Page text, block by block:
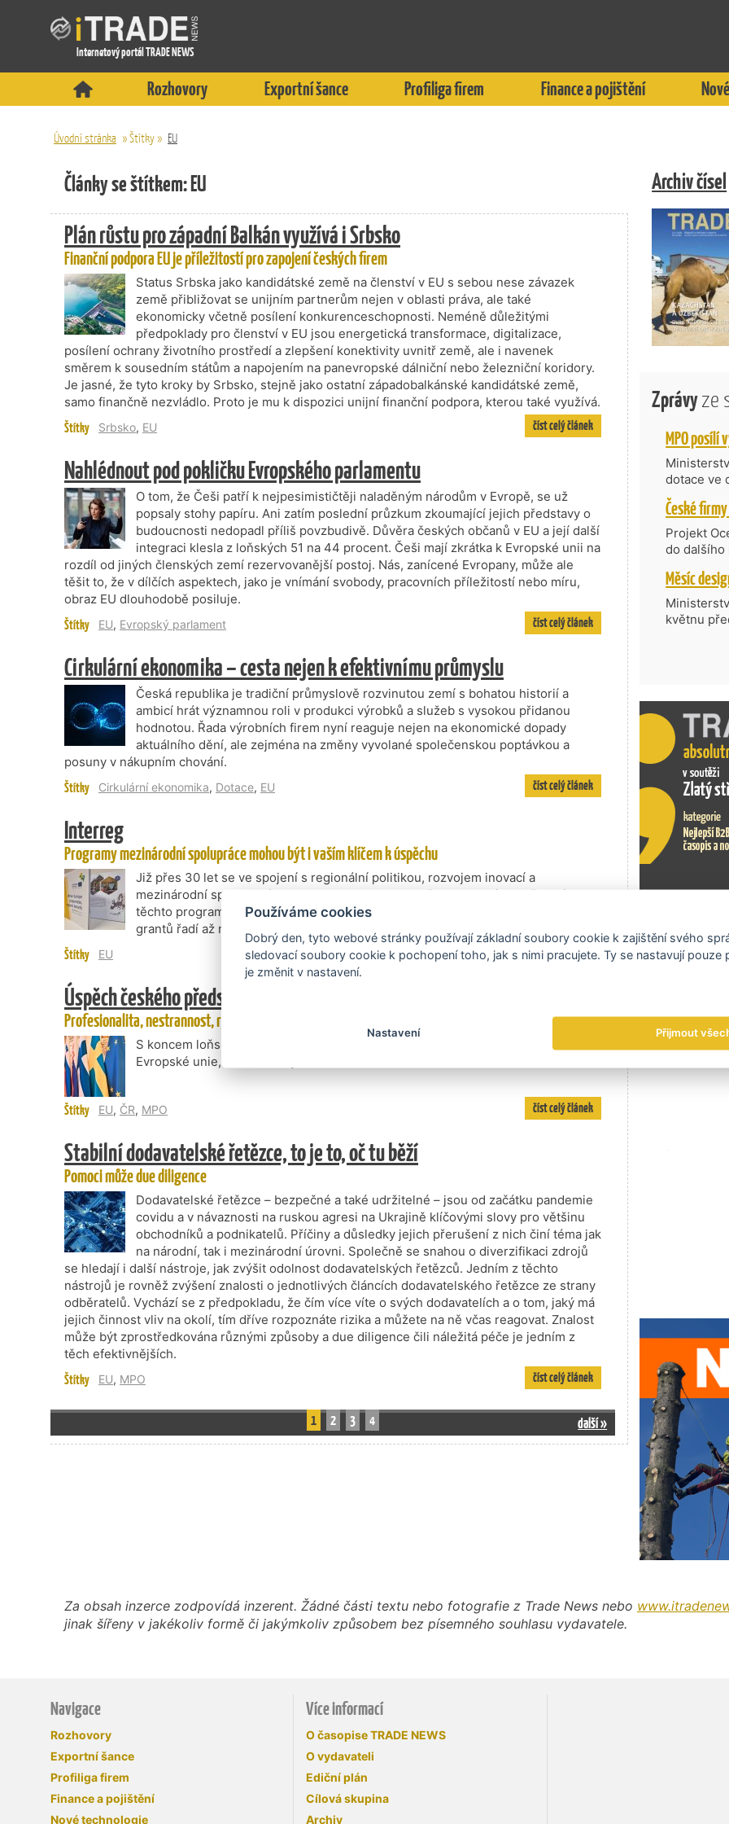
Internetový portál TRADE NEWS
Rozhovory Exportní šance Profiliga firem Finance a pojištění
Úvodní stránka »Štítky» EU
Články se štítkem: EU
Plán růstu pro západní Balkán využívá i Srbsko
Finanční podpora EU je příležitostí pro zapojení českých firem
Status Srbska jako kandidátské země na členství v EU s sebou nese závazek
země přibližovat se unijním partnerům nejen v oblasti práva, ale také
ekonomicky včetně posílení konkurenceschopnosti. Neméně důležitými
předpoklady pro členství v EU jsou energetická transformace, digitalizace,
posílení ochrany životního prostředí a zlepšení konektivity uvnitř země, ale i navenek
směrem k sousedním státům a napojením na panevropské dálniční nebo železniční koridory.
Je jasné, že tyto kroky by Srbsko, stejně jako ostatní západobalkánské kandidátské země,
samo finančně nezvládlo. Proto je mu k dispozici unijní finanční podpora, kterou také využívá.
Štítky Srbsko, EU číst celý článek
Nahlédnout pod pokličku Evropského parlamentu
O tom, že Češi patří k nejpesimističtěji naladěným národům v Evropě, se už
popsaly stohy papíru. Ani zatím poslední průzkum zkoumající jejich představy o
budoucnosti nedopadl příliš povzbudivě. Důvěra českých občanů v EU a její další
integraci klesla z loňských 51 na 44 procent. Češi mají zkrátka k Evropské unii na
rozdíl od jiných členských zemí rezervovanější postoj. Nás, zanícené Evropany, může ale
těšit to, že v dílčích aspektech, jako je vnímání svobody, pracovních příležitostí nebo míru,
obraz EU dlouhodobě posiluje.
Štítky EU, Evropský parlament číst celý článek
Cirkulární ekonomika – cesta nejen k efektivnímu průmyslu
Česká republika je tradiční průmyslově rozvinutou zemí s bohatou historií a
ambicí hrát významnou roli v produkci výrobků a služeb s vysokou přidanou
hodnotou. Řada výrobních firem nyní reaguje nejen na ekonomické dopady
aktuálního dění, ale zejména na změny vyvolané společenskou poptávkou a
posuny v nákupním chování.
Štítky Cirkulární ekonomika, Dotace, EU číst celý článek
Interreg
Programy mezinárodní spolupráce mohou být i vaším klíčem k úspěchu
Již přes 30 let se ve spojení s regionální politikou, rozvojem inovací a
mezinárodní spoluprací objevuje pojem Interreg. Přesto je u nás povědomí o
těchto programech stále malé a Češi se svou mírou využívání projektových
grantů řadí až na chvost EU. Pojďme to společně změnit!
Štítky EU číst celý článek
Úspěch českého předsednictví
Profesionalita, nestrannost, rychlá adaptace na změny a improvizace
S koncem loňského roku skončilo historicky druhé české předsednictví v Radě
Evropské unie, a nastal tedy čas bilancování.
Štítky EU, ČR, MPO číst celý článek
Stabilní dodavatelské řetězce, to je to, oč tu běží
Pomoci může due diligence
Dodavatelské řetězce – bezpečné a také udržitelné – jsou od začátku pandemie
covidu a v návaznosti na ruskou agresi na Ukrajině klíčovými slovy pro většinu
obchodníků a podnikatelů. Příčiny a důsledky jejich přerušení z nich činí téma jak
na národní, tak i mezinárodní úrovni. Společně se snahou o diverzifikaci zdrojů
se hledají i další nástroje, jak zvýšit odolnost dodavatelských řetězců. Jedním z těchto
nástrojů je rovněž zvýšení znalosti o jednotlivých článcích dodavatelského řetězce ze strany
odběratelů. Vychází se z předpokladu, že čím více víte o svých dodavatelích a o tom, jaký má
jejich činnost vliv na okolí, tím dříve rozpoznáte rizika a můžete na ně včas reagovat. Znalost
může být zprostředkována různými způsoby a due diligence čili náležitá péče je jedním z
těch efektivnějších.
Štítky EU, MPO číst celý článek
1 2 3 4 další »
Archiv čísel
Zprávyze
dotace ve
Transfer,
Částkou
umělé
do
zásobníku
Projekt
do dalšího
prosazují
přispívají
nejen
květnu
Série
zahraničí
českých
Czech
branding
Exportní
Za obsah inzerce zodpovídá inzerent. Žádné části textu nebo fotografie z Trade News nebo
jinak šířeny v jakékoliv formě či jakýmkoliv způsobem bez písemného souhlasu vydavatele.
Navigace
Rozhovory
Exportní šance
Profiliga firem
Finance a pojištění
Nové technologie
Více informací
O časopise TRADE NEWS
O vydavateli
Ediční plán
Cílová skupina
Archiv
Používáme cookies
Dobrý den, tyto webové stránky používají základní soubory cookie k zajištění svého
sledovací soubory cookie k pochopení toho, jak s nimi pracujete. Ty se nastavují pouze
je změnit v nastavení.
Nastavení Přijmout